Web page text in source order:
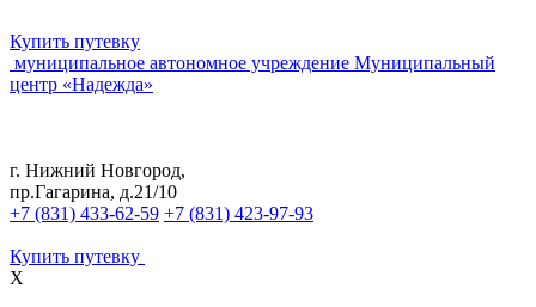
Купить путевку
муниципальное автономное учреждение Муниципальный
центр «Надежда»
г. Нижний Новгород,
пр.Гагарина, д.21/10
+7 (831) 433-62-59 +7 (831) 423-97-93
Купить путевку
X